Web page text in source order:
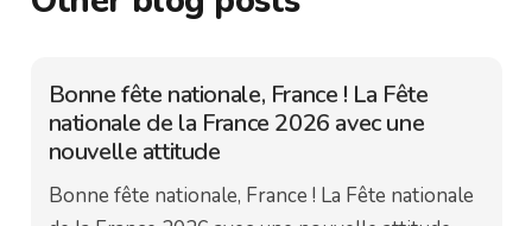
Bonne fête nationale, France ! La Fête
nationale de la France 2026 avec une
nouvelle attitude
Bonne fête nationale, France ! La Fête nationale